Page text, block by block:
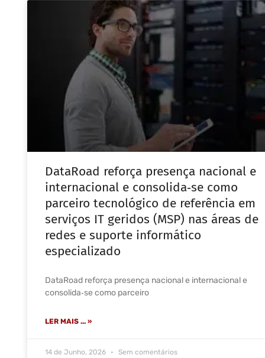
DataRoad reforça presença nacional e
internacional e consolida‑se como
parceiro tecnológico de referência em
serviços IT geridos (MSP) nas áreas de
redes e suporte informático
especializado
DataRoad reforça presença nacional e internacional e
consolida‑se como parceiro
LER MAIS ... »
14 de Junho, 2026 Sem comentários